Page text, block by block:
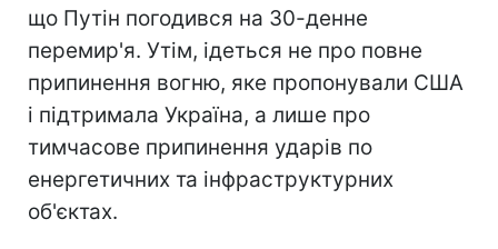
що Путін погодився на 30-денне
перемир'я. Утім, ідеться не про повне
припинення вогню, яке пропонували США
і підтримала Україна, а лише про
тимчасове припинення ударів по
енергетичних та інфраструктурних
об'єктах.